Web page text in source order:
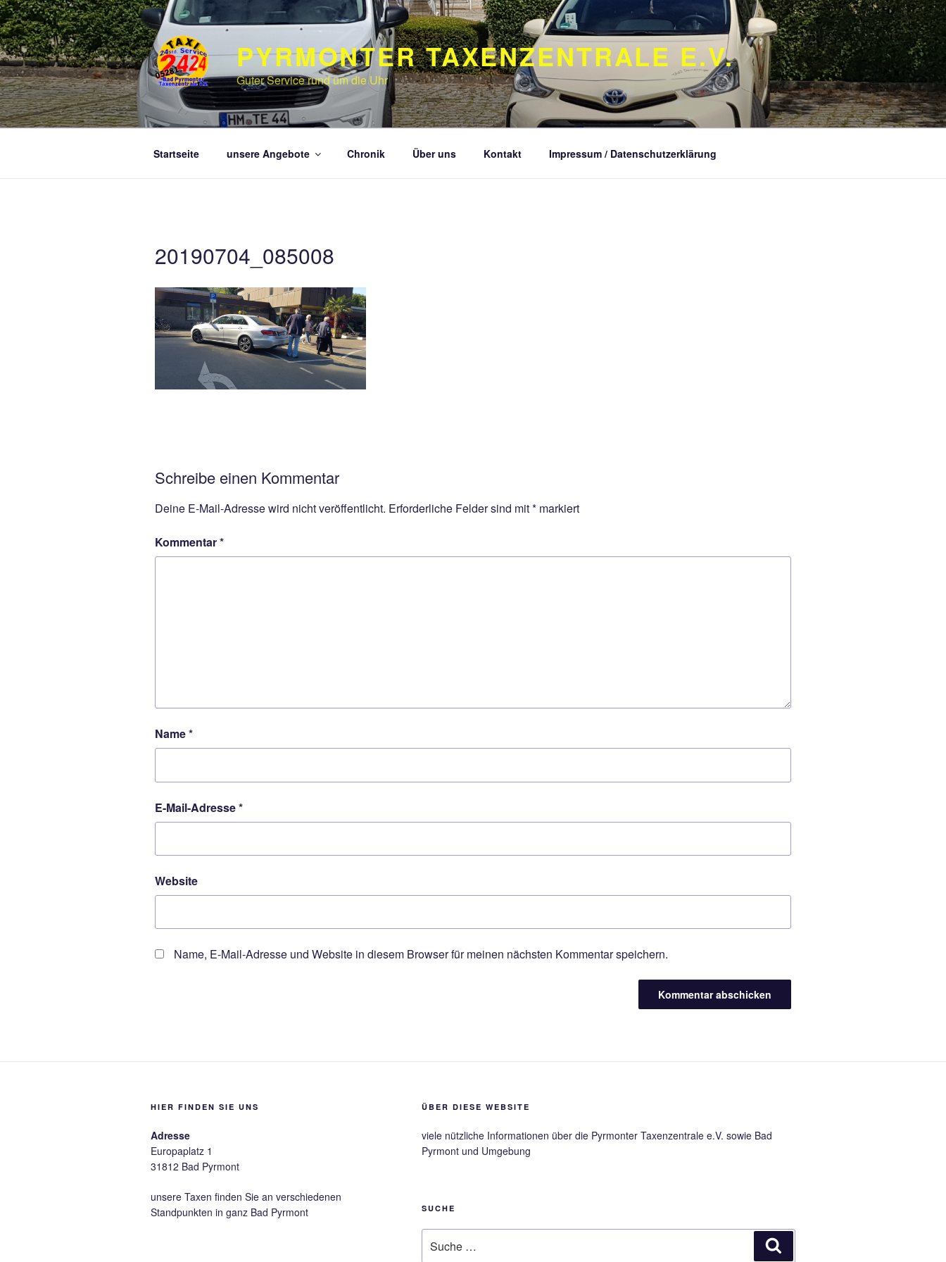
Zum
Inhalt
springen
PYRMONTER TAXENZENTRALE E.V.
Guter Service rund um die Uhr
Startseite unsere Angebote Chronik Über uns Kontakt Impressum / Datenschutzerklärung
20190704_085008
Schreibe einen Kommentar
Deine E-Mail-Adresse wird nicht veröffentlicht. Erforderliche Felder sind mit* markiert
Kommentar*
Name*
E-Mail-Adresse*
Website
Name, E-Mail-Adresse und Website in diesem Browser für meinen nächsten Kommentar speichern.
HIER FINDEN SIE UNS
Adresse
Europaplatz 1
31812 Bad Pyrmont
unsere Taxen finden Sie an verschiedenen
Standpunkten in ganz Bad Pyrmont
ÜBER DIESE WEBSITE
viele nützliche Informationen über die Pyrmonter Taxenzentrale e.V. sowie Bad
Pyrmont und Umgebung
SUCHE
nach: